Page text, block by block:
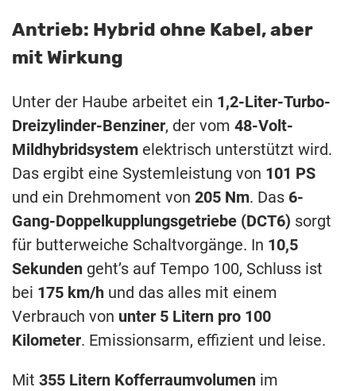
Antrieb: Hybrid ohne Kabel, aber
mit Wirkung
Unter der Haube arbeitet ein 1,2-Liter-Turbo-
Dreizylinder-Benziner, der vom 48-Volt-
Mildhybridsystem elektrisch unterstützt wird.
Das ergibt eine Systemleistung von 101 PS
und ein Drehmoment von 205 Nm. Das 6-
Gang-Doppelkupplungsgetriebe (DCT6) sorgt
für butterweiche Schaltvorgänge. In 10,5
Sekunden geht’s auf Tempo 100, Schluss ist
bei 175 km/h und das alles mit einem
Verbrauch von unter 5 Litern pro 100
Kilometer. Emissionsarm, effizient und leise.
Mit 355 Litern Kofferraumvolumen im